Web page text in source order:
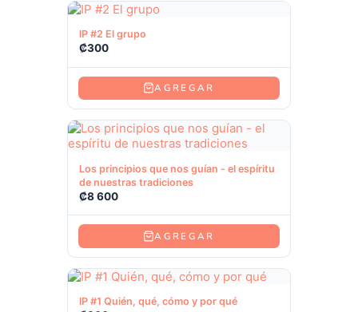
IP #2 El grupo
₡300
AGREGAR
Ver producto
Los principios que nos guían - el espíritu
de nuestras tradiciones
₡8 600
AGREGAR
Ver producto
IP #1 Quién, qué, cómo y por qué